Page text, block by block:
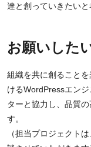
達と創っていきたいと
お願いした
組織を共に創ること
けるWordPressエン
ターと協力し、品質
す。
（担当プロジェクト